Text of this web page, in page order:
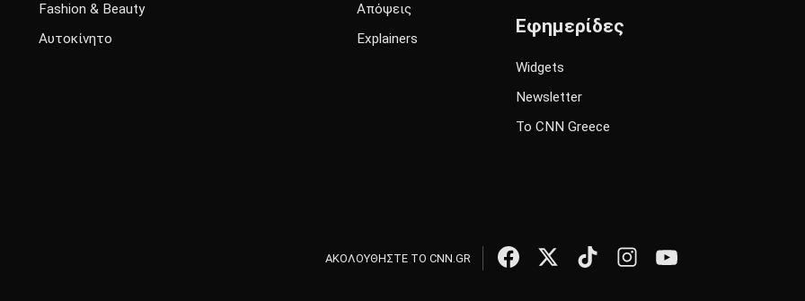
Fashion & Beauty
Αυτοκίνητο
Απόψεις
Explainers
Εφημερίδες
Widgets
Newsletter
Το CNN Greece
ΑΚΟΛΟΥΘΗΣΤΕ ΤΟ CNN.GR